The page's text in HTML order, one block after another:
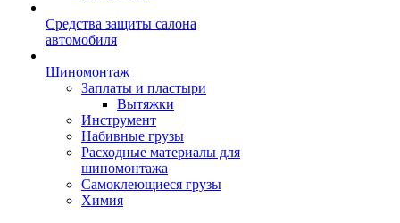
Средства защиты салона
автомобиля
Шиномонтаж
Заплаты и пластыри
Вытяжки
Инструмент
Набивные грузы
Расходные материалы для
шиномонтажа
Самоклеющиеся грузы
Химия